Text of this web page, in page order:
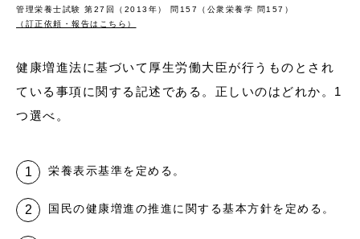
管理栄養士試験 第27回（2013年） 問157（公衆栄養学 問157）
（訂正依頼・報告はこちら）
健康増進法に基づいて厚生労働大臣が行うものとされ
ている事項に関する記述である。正しいのはどれか。1
つ選べ。
栄養表示基準を定める。
国民の健康増進の推進に関する基本方針を定める。